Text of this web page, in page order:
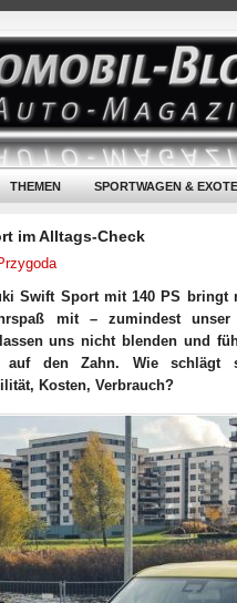
THEMEN SPORTWAGEN &
im Alltags-Check
Swift Sport mit 140 PS bringt
mit – zumindest unser
uns nicht blenden und
auf den Zahn. Wie schlägt
Kosten, Verbrauch?